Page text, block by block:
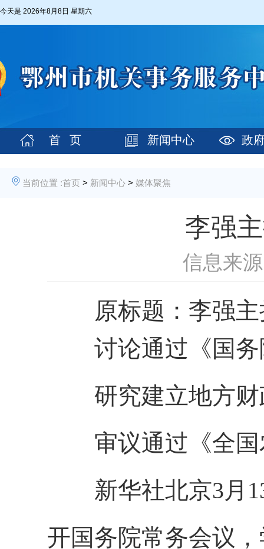
今天是 2026年8月8日 星期六
首 页 新闻中心 政
当前位置 :首页 > 新闻中心 > 媒体聚焦
李强
信息来
原标题：李强主
讨论通过《国务
研究建立地方财
审议通过《全国
新华社北京3月
开国务院常务会议